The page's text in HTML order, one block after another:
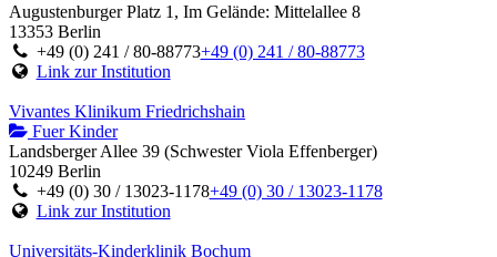
Augustenburger Platz 1, Im Gelände: Mittelallee 8
13353 Berlin
+49 (0) 241 / 80-88773+49 (0) 241 / 80-88773
Link zur Institution
Vivantes Klinikum Friedrichshain
Fuer Kinder
Landsberger Allee 39 (Schwester Viola Effenberger)
10249 Berlin
+49 (0) 30 / 13023-1178+49 (0) 30 / 13023-1178
Link zur Institution
Universitäts-Kinderklinik Bochum